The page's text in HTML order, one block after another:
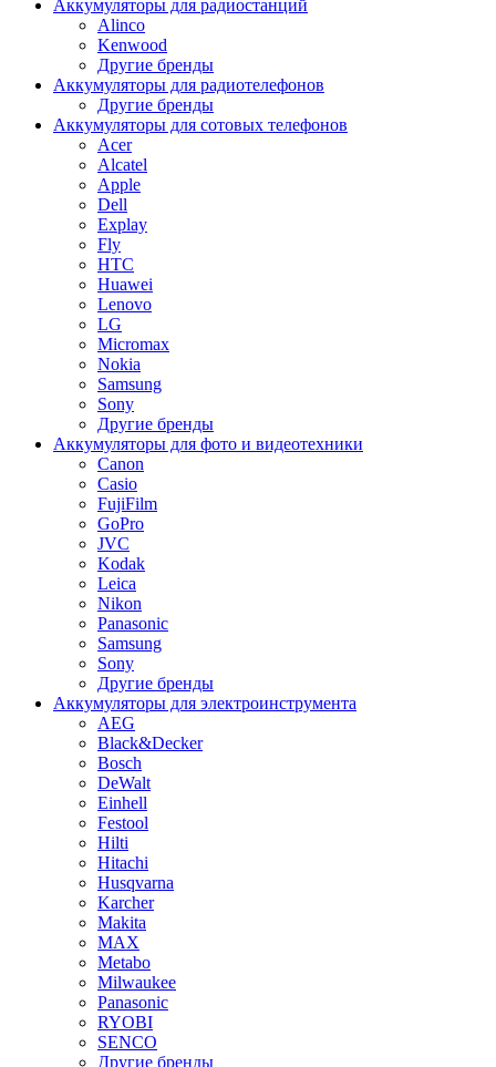
Аккумуляторы для радиостанций
Alinco
Kenwood
Другие бренды
Аккумуляторы для радиотелефонов
Другие бренды
Аккумуляторы для сотовых телефонов
Acer
Alcatel
Apple
Dell
Explay
Fly
HTC
Huawei
Lenovo
LG
Micromax
Nokia
Samsung
Sony
Другие бренды
Аккумуляторы для фото и видеотехники
Canon
Casio
FujiFilm
GoPro
JVC
Kodak
Leica
Nikon
Panasonic
Samsung
Sony
Другие бренды
Аккумуляторы для электроинструмента
AEG
Black&Decker
Bosch
DeWalt
Einhell
Festool
Hilti
Hitachi
Husqvarna
Karcher
Makita
MAX
Metabo
Milwaukee
Panasonic
RYOBI
SENCO
Другие бренды